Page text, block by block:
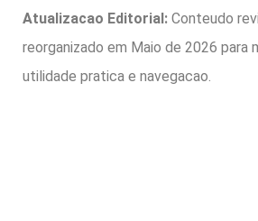
Atualizacao Editorial: Conteudo
reorganizado em Maio de 2026 para
utilidade pratica e navegacao.